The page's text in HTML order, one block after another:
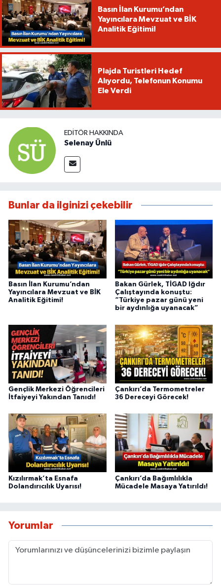
Basın İlan Kurumu’ndan
Yayıncılara Mevzuat ve BİK
Analitik Eğitimi!
Plajda Turistleri Hedef
Alıyordu, Telefonun Konumu
Ele Verdi
EDITÖR HAKKINDA
Selenay Ünlü
Bunlar da ilginizi çekebilir
Basın İlan Kurumu’ndan
Yayıncılara Mevzuat ve BİK
Analitik Eğitimi!
Bakan Gürlek, TİGAD Iğdır
Çalıştayında konuştu:
“Türkiye pazar günü yeni
bir aydınlığa uyanacak”
Gençlik Merkezi Öğrencileri
İtfaiyeyi Yakından Tanıdı!
Çankırı’da Termometreler
36 Dereceyi Görecek!
Kızılırmak’ta Esnafa
Dolandırıcılık Uyarısı!
Çankırı’da Bağımlılıkla
Mücadele Masaya Yatırıldı!
Yorumlar